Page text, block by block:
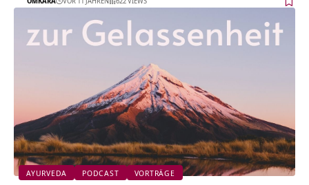
AYURVEDA PODCAST VORTRÄGE